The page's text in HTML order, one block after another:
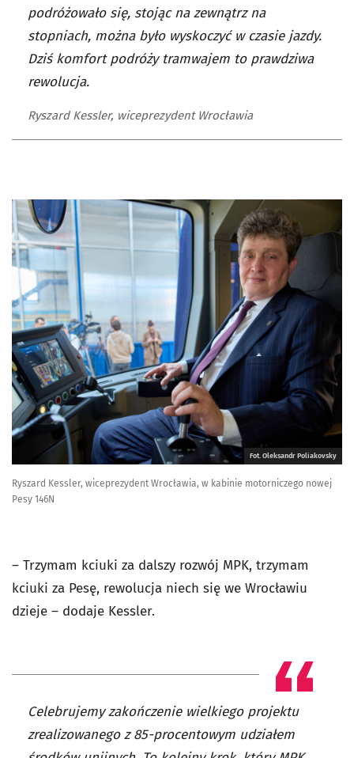
podróżowało się, stojąc na zewnątrz na
stopniach, można było wyskoczyć w czasie jazdy.
Dziś komfort podróży tramwajem to prawdziwa
rewolucja.
Ryszard Kessler, wiceprezydent Wrocławia
Fot. Oleksandr Poliakovsky
Ryszard Kessler, wiceprezydent Wrocławia, w kabinie motorniczego nowej
Pesy 146N
– Trzymam kciuki za dalszy rozwój MPK, trzymam
kciuki za Pesę, rewolucja niech się we Wrocławiu
dzieje – dodaje Kessler.
Celebrujemy zakończenie wielkiego projektu
zrealizowanego z 85-procentowym udziałem